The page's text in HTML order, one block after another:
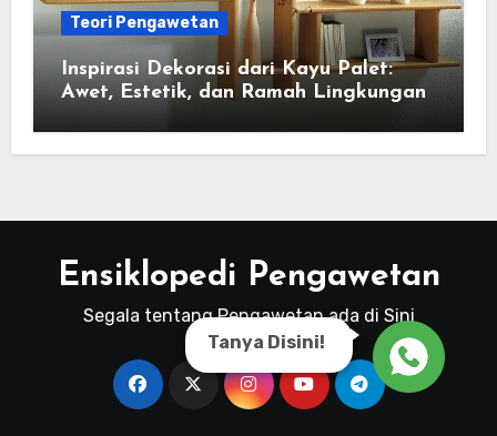
Teori Pengawetan
Inspirasi Dekorasi dari Kayu Palet:
Awet, Estetik, dan Ramah Lingkungan
Ensiklopedi Pengawetan
Segala tentang Pengawetan ada di Sini
Tanya Disini!